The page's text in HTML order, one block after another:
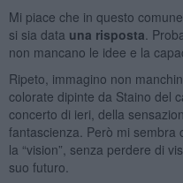
Mi piace che in questo
si sia data una risposta .
non mancano le idee e la
Ripeto, immagino non
colorate dipinte da Staino del
concerto di ieri, della
fantascienza. Però mi sembra
la “vision”, senza perdere di
suo futuro.